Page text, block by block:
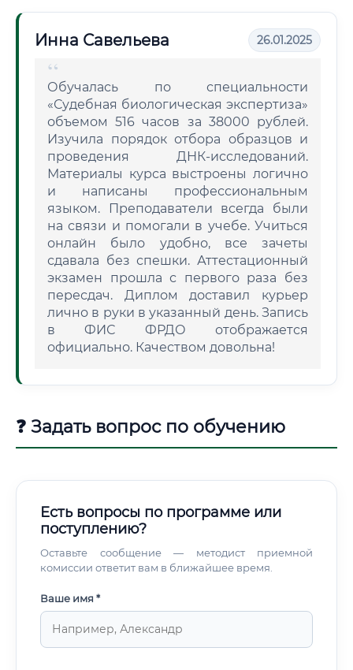
Инна Савельева 26.01.2025
Обучалась по специальности
«Судебная биологическая экспертиза»
объемом 516 часов за 38000 рублей.
Изучила порядок отбора образцов и
проведения ДНК-исследований.
Материалы курса выстроены логично
и написаны профессиональным
языком. Преподаватели всегда были
на связи и помогали в учебе. Учиться
онлайн было удобно, все зачеты
сдавала без спешки. Аттестационный
экзамен прошла с первого раза без
пересдач. Диплом доставил курьер
лично в руки в указанный день. Запись
в ФИС ФРДО отображается
официально. Качеством довольна!
❓ Задать вопрос по обучению
Есть вопросы по программе или
поступлению?
Оставьте сообщение — методист приемной
комиссии ответит вам в ближайшее время.
Ваше имя *